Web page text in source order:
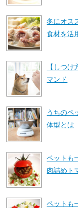
冬にオス
食材を活
【しつ
マンド
うちのペ
体型とは
ペットも
肉詰めト
ペットも